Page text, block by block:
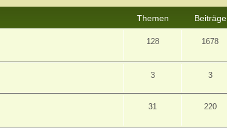
Themen Beiträge
128 1678
3 3
31 220